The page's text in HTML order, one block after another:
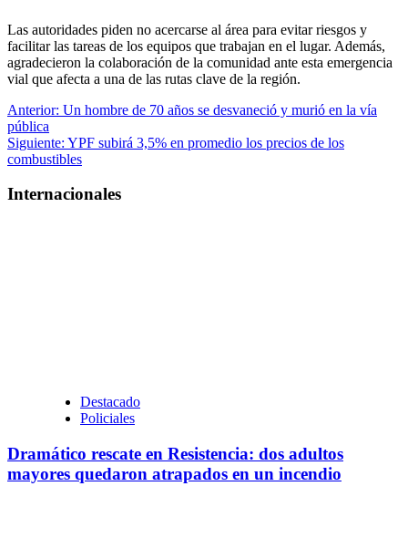
Las autoridades piden no acercarse al área para evitar riesgos y
facilitar las tareas de los equipos que trabajan en el lugar. Además,
agradecieron la colaboración de la comunidad ante esta emergencia
vial que afecta a una de las rutas clave de la región.
Navegación
de
entradas
Anterior: Un hombre de 70 años se desvaneció y murió en la vía
pública
Siguiente: YPF subirá 3,5% en promedio los precios de los
combustibles
Internacionales
Destacado
Policiales
Dramático rescate en Resistencia: dos adultos
mayores quedaron atrapados en un incendio